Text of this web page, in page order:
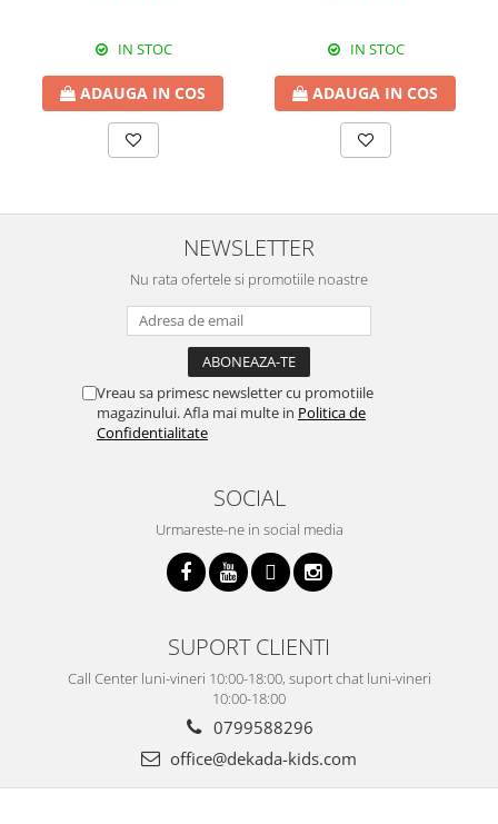
IN STOC
ADAUGA IN COS
IN STOC
ADAUGA IN COS
NEWSLETTER
Nu rata ofertele si promotiile noastre
Vreau sa primesc newsletter cu promotiile
magazinului. Afla mai multe in Politica de
Confidentialitate
SOCIAL
Urmareste-ne in social media
SUPORT CLIENTI
Call Center luni-vineri 10:00-18:00, suport chat luni-vineri
10:00-18:00
0799588296
office@dekada-kids.com